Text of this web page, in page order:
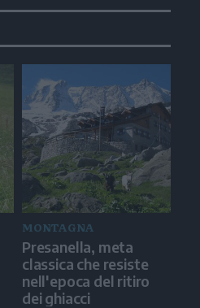
MONTAGNA
Presanella, meta
classica che resiste
nell'epoca del ritiro
dei ghiacci